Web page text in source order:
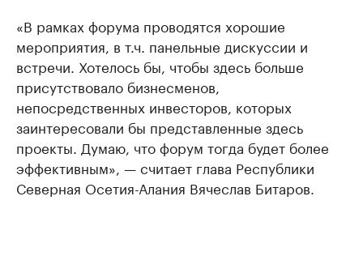
«В рамках форума проводятся хорошие
мероприятия, в т.ч. панельные дискуссии и
встречи. Хотелось бы, чтобы здесь больше
присутствовало бизнесменов,
непосредственных инвесторов, которых
заинтересовали бы представленные здесь
проекты. Думаю, что форум тогда будет более
эффективным», — считает глава Республики
Северная Осетия-Алания Вячеслав Битаров.